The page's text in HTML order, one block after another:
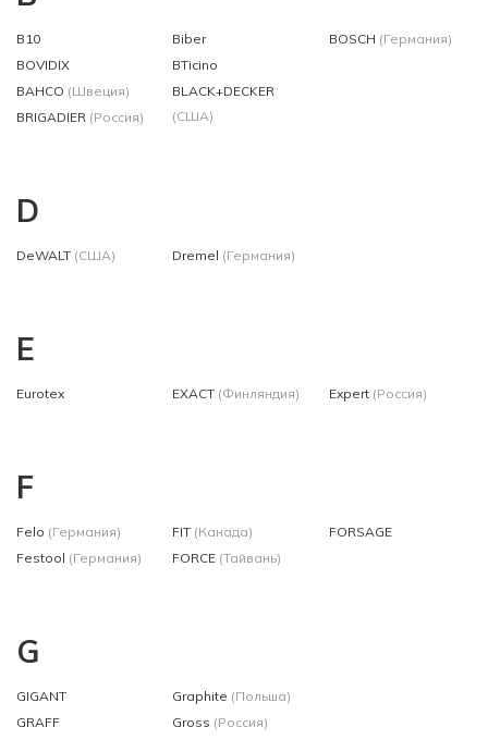
B10
BOVIDIX
BAHCO (Швеция)
BRIGADIER (Россия)
Biber
BTicino
BLACK+DECKER
(США)
BOSCH (Германия)
D
DeWALT (США) Dremel (Германия)
E
Eurotex EXACT (Финляндия) Expert (Россия)
F
Felo (Германия)
Festool (Германия)
FIT (Канада)
FORCE (Тайвань)
FORSAGE
G
GIGANT
GRAFF
Graphite (Польша)
Gross (Россия)